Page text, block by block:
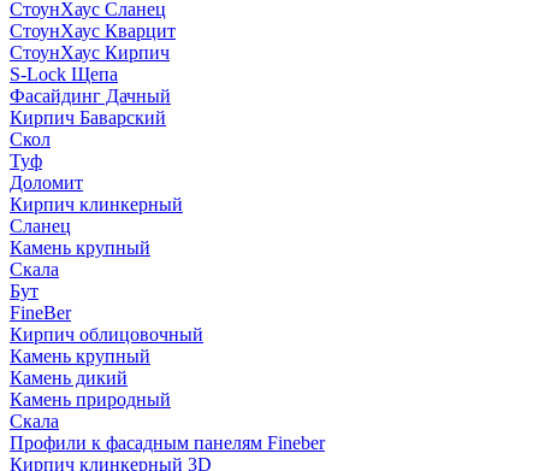
СтоунХаус Сланец
СтоунХаус Кварцит
СтоунХаус Кирпич
S-Lock Щепа
Фасайдинг Дачный
Кирпич Баварский
Скол
Туф
Доломит
Кирпич клинкерный
Сланец
Камень крупный
Скала
Бут
FineBer
Кирпич облицовочный
Камень крупный
Камень дикий
Камень природный
Скала
Профили к фасадным панелям Fineber
Кирпич клинкерный 3D